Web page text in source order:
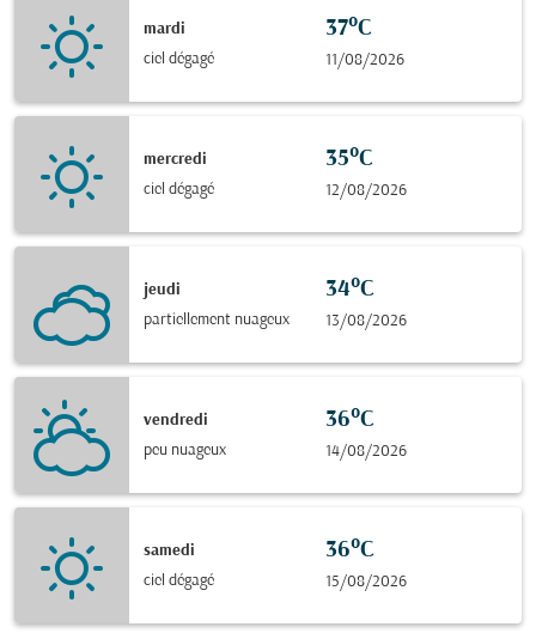
mardi
ciel dégagé
37°C
11/08/2026
mercredi
ciel dégagé
35°C
12/08/2026
jeudi
partiellement nuageux
34°C
13/08/2026
vendredi
peu nuageux
36°C
14/08/2026
samedi
ciel dégagé
36°C
15/08/2026